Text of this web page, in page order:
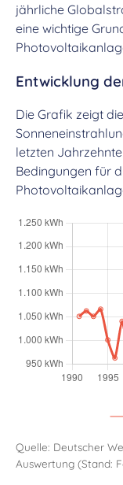
jährliche
eine wichtige
Entwicklung
Die Grafik zeigt
letzten
Bedingungen für
Quelle: Deutscher
Auswertung (Stand: